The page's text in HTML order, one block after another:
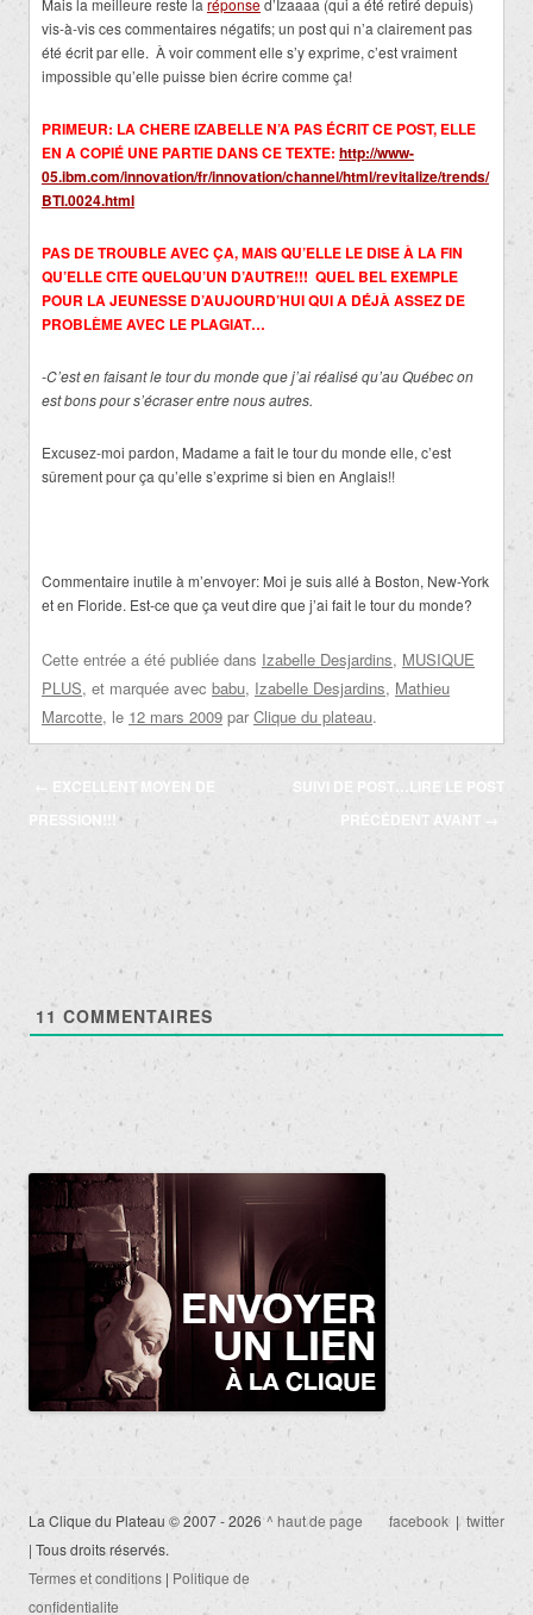
Mais la meilleure reste la réponsed’Izaaaa (qui a été retiré depuis)
vis-à-vis ces commentaires négatifs; un post qui n’a clairement pas
été écrit par elle. À voir comment elle s’y exprime, c’est vraiment
impossible qu’elle puisse bien écrire comme ça!
PRIMEUR: LA CHERE IZABELLE N’A PAS ÉCRIT CE POST, ELLE
EN A COPIÉ UNE PARTIE DANS CE TEXTE: http://www-
05.ibm.com/innovation/fr/innovation/channel/html/revitalize/trends/
BTI.0024.html
PAS DE TROUBLE AVEC ÇA, MAIS QU’ELLE LE DISE À LA FIN
QU’ELLE CITE QUELQU’UN D’AUTRE!!! QUEL BEL EXEMPLE
POUR LA JEUNESSE D’AUJOURD’HUI QUI A DÉJÀ ASSEZ DE
PROBLÈME AVEC LE PLAGIAT…
-C’est en faisant le tour du monde que j’ai réalisé qu’au Québec on
est bons pour s’écraser entre nous autres.
Excusez-moi pardon, Madame a fait le tour du monde elle, c’est
sûrement pour ça qu’elle s’exprime si bien en Anglais!!
Commentaire inutile à m’envoyer: Moi je suis allé à Boston, New-York
et en Floride. Est-ce que ça veut dire que j’ai fait le tour du monde?
Cette entrée a été publiée dans Izabelle Desjardins, MUSIQUE
PLUS, et marquée avec babu, Izabelle Desjardins, Mathieu
Marcotte, le 12 mars 2009 par Clique du plateau.
Navigation
des
articles
← EXCELLENT MOYEN DE
PRESSION!!!
SUIVI DE POST…LIRE LE POST
PRÉCÉDENT AVANT →
11 COMMENTAIRES
La Clique du Plateau © 2007 - 2026
| Tous droits réservés.
Termes et conditions | Politique de
confidentialite
^ haut de page facebook| twitter